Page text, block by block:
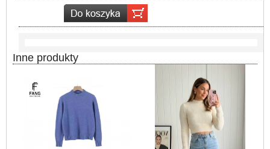
Inne produkty